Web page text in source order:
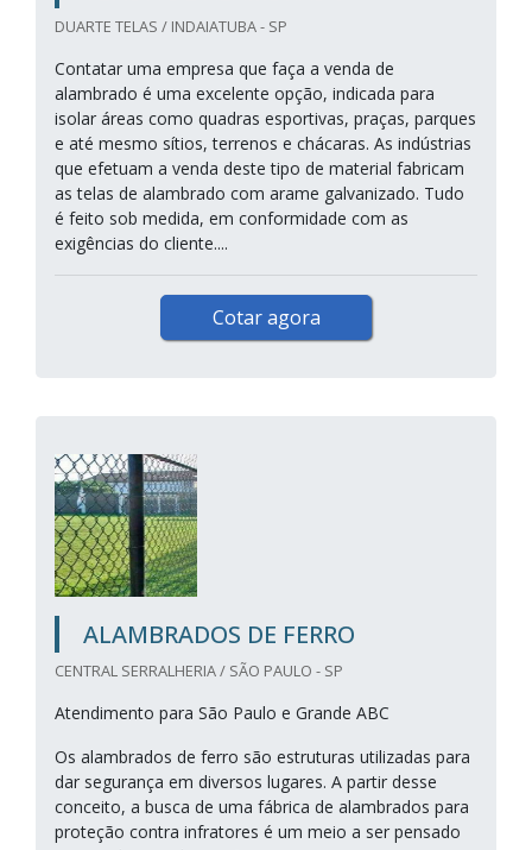
DUARTE TELAS / INDAIATUBA - SP
Contatar uma empresa que faça a venda de
alambrado é uma excelente opção, indicada para
isolar áreas como quadras esportivas, praças, parques
e até mesmo sítios, terrenos e chácaras. As indústrias
que efetuam a venda deste tipo de material fabricam
as telas de alambrado com arame galvanizado. Tudo
é feito sob medida, em conformidade com as
exigências do cliente....
Cotar agora
ALAMBRADOS DE FERRO
CENTRAL SERRALHERIA / SÃO PAULO - SP
Atendimento para São Paulo e Grande ABC
Os alambrados de ferro são estruturas utilizadas para
dar segurança em diversos lugares. A partir desse
conceito, a busca de uma fábrica de alambrados para
proteção contra infratores é um meio a ser pensado